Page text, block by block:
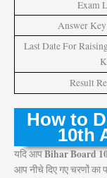
Exam
Answer Key
Last Date For
Result
How to
10th
यदि आपBihar Board
आप नीचे दिए गए चरणों